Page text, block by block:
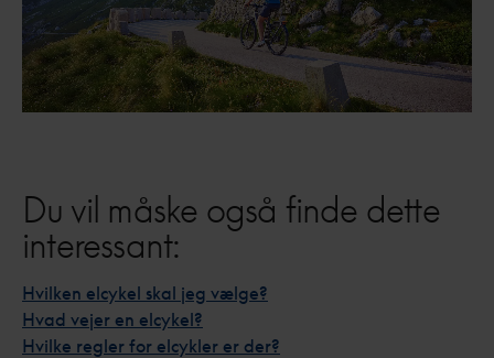
Du vil måske også finde dette
interessant:
Hvilken elcykel skal jeg vælge?
Hvad vejer en elcykel?
Hvilke regler for elcykler er der?